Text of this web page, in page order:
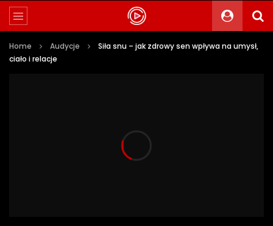
Home Audycje
Siła snu – jak zdrowy sen wpływa na umysł,
ciało i relacje